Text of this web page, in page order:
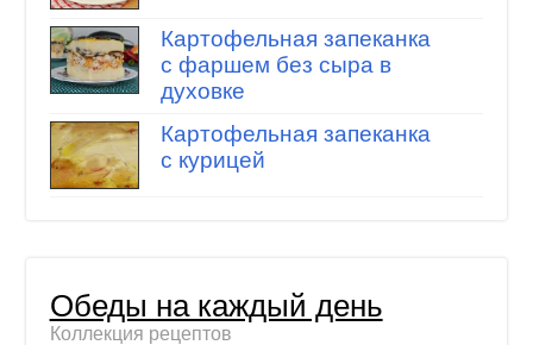
Картофельная запеканка
с фаршем без сыра в
духовке
Картофельная запеканка
с курицей
Обеды на каждый день
Коллекция рецептов